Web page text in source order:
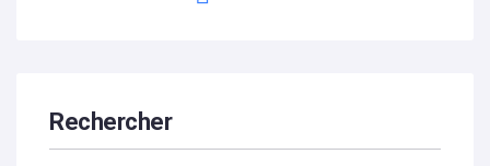
Rechercher